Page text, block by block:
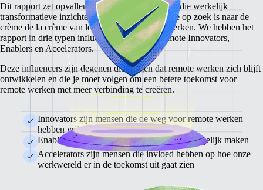
Dit rapport zet opvallende leiders in de spotlight die werkelijk
transformatieve inzichten geven aan iedereen die op zoek is naar de
crème de la crème van leiderschap in remote werken. We hebben het
rapport in drie typen influencers verdeeld: Remote Innovators,
Enablers en Accelerators.
Deze influencers zijn degenen die zorgen dat remote werken zich blijft
ontwikkelen en die je moet volgen om een betere toekomst voor
remote werken met meer verbinding te creëren.
Innovators zijn mensen die de weg voor remote werken
hebben vrijgemaakt
Enablers zijn mensen die remote werken mogelijk maken
Accelerators zijn mensen die invloed hebben op hoe onze
werkwereld er in de toekomst uit gaat zien